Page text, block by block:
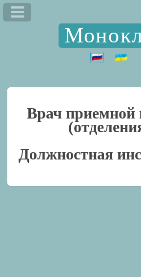
Врач приемной
Должностная